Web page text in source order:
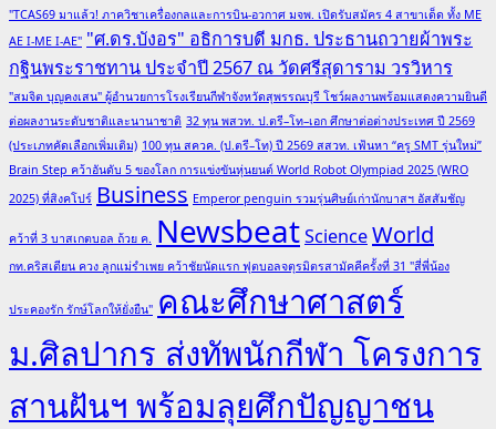
"TCAS69 มาแล้ว! ภาควิชาเครื่องกลและการบิน-อวกาศ มจพ. เปิดรับสมัคร 4 สาขาเด็ด ทั้ง ME
AE I-ME I-AE" "ศ.ดร.บังอร" อธิการบดี มกธ. ประธานถวายผ้าพระ
กฐินพระราชทาน ประจำปี 2567 ณ วัดศรีสุดาราม วรวิหาร
"สมจิต บุญคงเสน" ผู้อำนวยการโรงเรียนกีฬาจังหวัดสุพรรณบุรี โชว์ผลงานพร้อมแสดงความยินดี
ต่อผลงานระดับชาติและนานาชาติ 32 ทุน พสวท. ป.ตรี–โท–เอก ศึกษาต่อต่างประเทศ ปี 2569
(ประเภทคัดเลือกเพิ่มเติม) 100 ทุน สควค. (ป.ตรี–โท) ปี 2569 สสวท. เฟ้นหา “ครู SMT รุ่นใหม่”
Brain Step คว้าอันดับ 5 ของโลก การแข่งขันหุ่นยนต์ World Robot Olympiad 2025 (WRO
2025) ที่สิงคโปร์ Business Emperor penguin รวมรุ่นศิษย์เก่านักบาสฯ อัสสัมชัญ
คว้าที่ 3 บาสเกตบอล ถ้วย ค. NewsbeatScienceWorld
กท.คริสเตียน ควง ลูกแม่รำเพย คว้าชัยนัดแรก ฟุตบอลจตุรมิตรสามัคคีครั้งที่ 31 "สี่พี่น้อง
ประคองรัก รักษ์โลกให้ยั่งยืน" คณะศึกษาศาสตร์
ม.ศิลปากร ส่งทัพนักกีฬา โครงการ
สานฝันฯ พร้อมลุยศึกปัญญาชน